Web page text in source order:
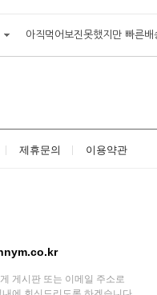
아직먹어보진못했지만 빠른배
제휴문의 이용약관
게시판 또는 이메일 주소로